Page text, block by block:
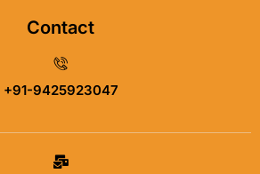
Contact
+91-9425923047